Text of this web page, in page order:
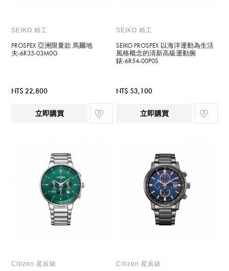
SEIKO 精工
PROSPEX 亞洲限量款 馬爾地
夫-6R35-03M0G
NT$ 22,800
立即購買
SEIKO 精工
SEIKO PROSPEX 以海洋運動為生活
風格概念的清新高級運動腕
錶-6R54-00P0S
NT$ 53,100
立即購買
Citizen 星辰錶 Citizen 星辰錶